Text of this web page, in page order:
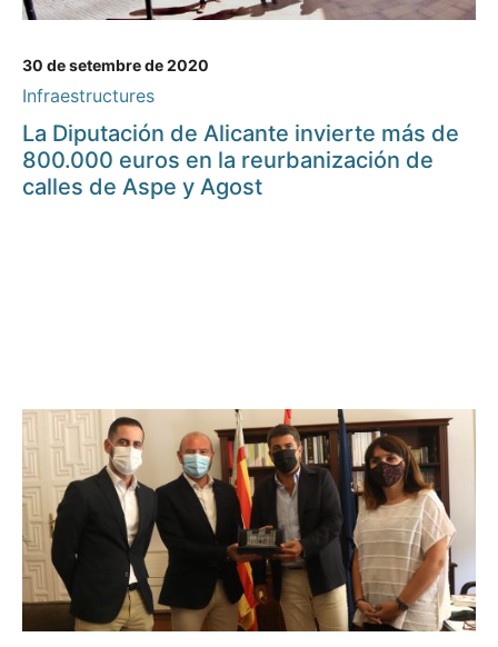
30 de setembre de 2020
Infraestructures
La Diputación de Alicante invierte más de
800.000 euros en la reurbanización de
calles de Aspe y Agost